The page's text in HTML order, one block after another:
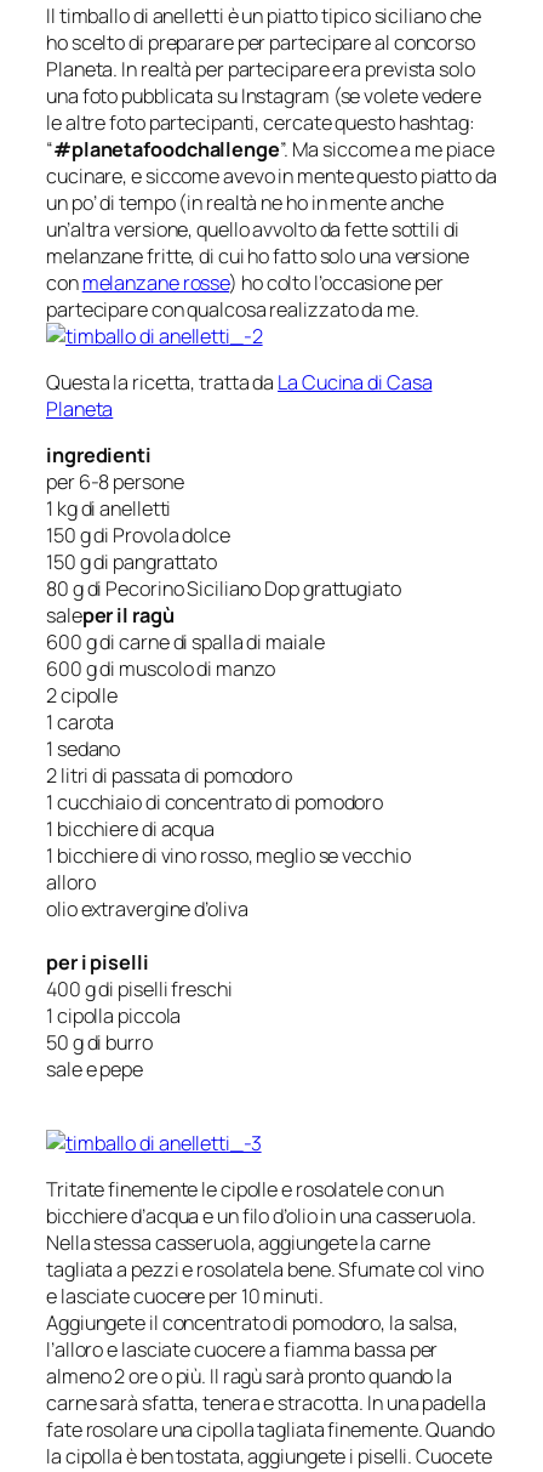
Il timballo di anelletti è un piatto tipico siciliano che
ho scelto di preparare per partecipare al concorso
Planeta. In realtà per partecipare era prevista solo
una foto pubblicata su Instagram (se volete vedere
le altre foto partecipanti, cercate questo hashtag:
“#planetafoodchallenge”. Ma siccome a me piace
cucinare, e siccome avevo in mente questo piatto da
un po’ di tempo (in realtà ne ho in mente anche
un’altra versione, quello avvolto da fette sottili di
melanzane fritte, di cui ho fatto solo una versione
conmelanzane rosse) ho colto l’occasione per
partecipare con qualcosa realizzato da me.
Questa la ricetta, tratta da La Cucina di Casa
Planeta
ingredienti
per 6-8 persone
1 kg di anelletti
150 g di Provola dolce
150 g di pangrattato
80 g di Pecorino Siciliano Dop grattugiato
saleper il ragù
600 g di carne di spalla di maiale
600 g di muscolo di manzo
2 cipolle
1 carota
1 sedano
2 litri di passata di pomodoro
1 cucchiaio di concentrato di pomodoro
1 bicchiere di acqua
1 bicchiere di vino rosso, meglio se vecchio
alloro
olio extravergine d’oliva
per i piselli
400 g di piselli freschi
1 cipolla piccola
50 g di burro
sale e pepe
Tritate finemente le cipolle e rosolatele con un
bicchiere d’acqua e un filo d’olio in una casseruola.
Nella stessa casseruola, aggiungete la carne
tagliata a pezzi e rosolatela bene. Sfumate col vino
e lasciate cuocere per 10 minuti.
Aggiungete il concentrato di pomodoro, la salsa,
l’alloro e lasciate cuocere a fiamma bassa per
almeno 2 ore o più. Il ragù sarà pronto quando la
carne sarà sfatta, tenera e stracotta. In una padella
fate rosolare una cipolla tagliata finemente. Quando
la cipolla è ben tostata, aggiungete i piselli. Cuocete